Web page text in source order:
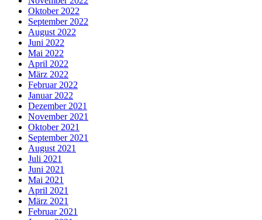
Oktober 2022
September 2022
August 2022
Juni 2022
Mai 2022
April 2022
März 2022
Februar 2022
Januar 2022
Dezember 2021
November 2021
Oktober 2021
September 2021
August 2021
Juli 2021
Juni 2021
Mai 2021
April 2021
März 2021
Februar 2021